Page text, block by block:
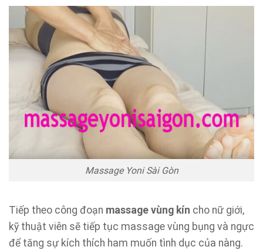
Massage Yoni Sài Gòn
Tiếp theo công đoạn massage vùng kín cho nữ giới,
kỹ thuật viên sẽ tiếp tục massage vùng bụng và ngực
để tăng sự kích thích ham muốn tình dục của nàng.